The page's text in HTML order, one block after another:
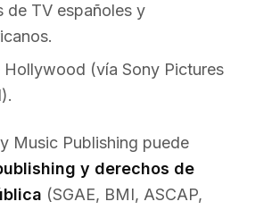
de TV españoles y
Hollywood (vía Sony Pictures
Music Publishing puede
y derechos de
(SGAE, BMI, ASCAP,